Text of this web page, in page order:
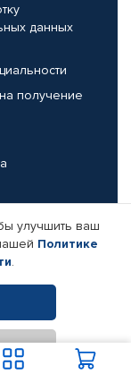
данных
получение
улучшить ваш
Политике
.